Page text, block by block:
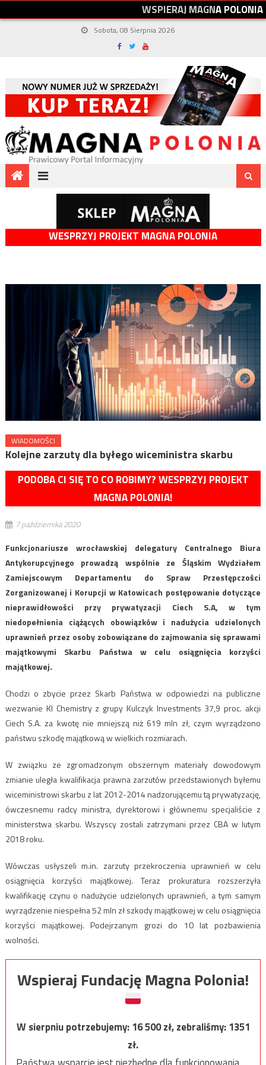
WSPIERAJMAGNAPOLONIA
Sobota, 08 Sierpnia 2026
WESPRZYJ PROJEKT MAGNA POLONIA
WIADOMOŚCI
Kolejne zarzuty dla byłego wiceministra skarbu
PODOBA CI SIĘ TO CO ROBIMY? WESPRZYJ PROJEKT
MAGNA POLONIA!
7 października 2020
Funkcjonariusze wrocławskiej delegatury Centralnego Biura
Antykorupcyjnego prowadzą wspólnie ze Śląskim Wydziałem
Zamiejscowym Departamentu do Spraw Przestępczości
Zorganizowanej i Korupcji w Katowicach postępowanie dotyczące
nieprawidłowości przy prywatyzacji Ciech S.A, w tym
niedopełnienia ciążących obowiązków i nadużycia udzielonych
uprawnień przez osoby zobowiązane do zajmowania się sprawami
majątkowymi Skarbu Państwa w celu osiągnięcia korzyści
majątkowej.
Chodzi o zbycie przez Skarb Państwa w odpowiedzi na publiczne
wezwanie KI Chemistry z grupy Kulczyk Investments 37,9 proc. akcji
Ciech S.A. za kwotę nie mniejszą niż 619 mln zł, czym wyrządzono
państwu szkodę majątkową w wielkich rozmiarach.
W związku ze zgromadzonym obszernym materiały dowodowym
zmianie uległa kwalifikacja prawna zarzutów przedstawionych byłemu
wiceministrowi skarbu z lat 2012-2014 nadzorującemu tą prywatyzację,
ówczesnemu radcy ministra, dyrektorowi i głównemu specjaliście z
ministerstwa skarbu. Wszyscy zostali zatrzymani przez CBA w lutym
2018 roku.
Wówczas usłyszeli m.in. zarzuty przekroczenia uprawnień w celu
osiągnięcia korzyści majątkowej. Teraz prokuratura rozszerzyła
kwalifikację czynu o nadużycie udzielonych uprawnień, a tym samym
wyrządzenie niespełna 52 mln zł szkody majątkowej w celu osiągnięcia
korzyści majątkowej. Podejrzanym grozi do 10 lat pozbawienia
wolności.
Wspieraj Fundację Magna Polonia!
W sierpniu potrzebujemy:16 500zł, zebraliśmy:1351
zł.